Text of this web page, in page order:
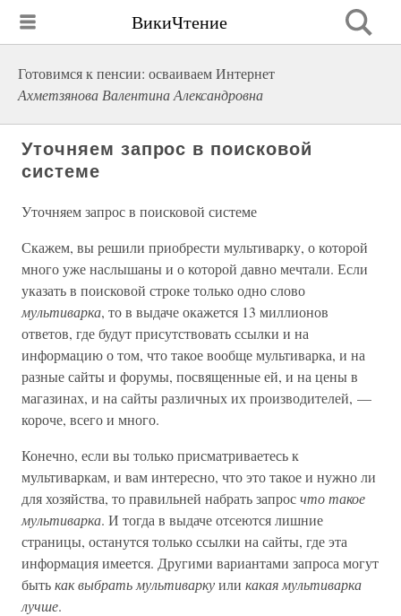
ВикиЧтение
Готовимся к пенсии: осваиваем Интернет
Ахметзянова Валентина Александровна
Уточняем запрос в поисковой
системе
Уточняем запрос в поисковой системе
Скажем, вы решили приобрести мультиварку, о которой
много уже наслышаны и о которой давно мечтали. Если
указать в поисковой строке только одно слово
мультиварка, то в выдаче окажется 13 миллионов
ответов, где будут присутствовать ссылки и на
информацию о том, что такое вообще мультиварка, и на
разные сайты и форумы, посвященные ей, и на цены в
магазинах, и на сайты различных их производителей, —
короче, всего и много.
Конечно, если вы только присматриваетесь к
мультиваркам, и вам интересно, что это такое и нужно ли
для хозяйства, то правильней набрать запросчто такое
мультиварка. И тогда в выдаче отсеются лишние
страницы, останутся только ссылки на сайты, где эта
информация имеется. Другими вариантами запроса могут
бытькак выбрать мультиваркуили какая мультиварка
лучше.